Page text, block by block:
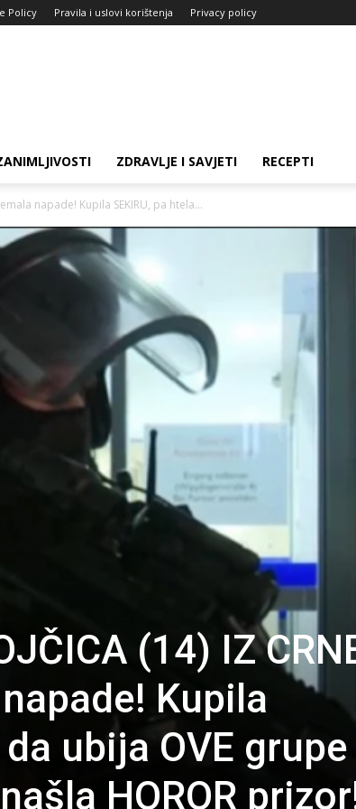
Policy Pravila i uslovi korištenja Privacy policy
ZDRAVLJE I SAVJETI RECEPTI
napade! Kupila SEKIRU, pa htela...
(14) IZ
Kupila
ubija OVE grupe
HOROR